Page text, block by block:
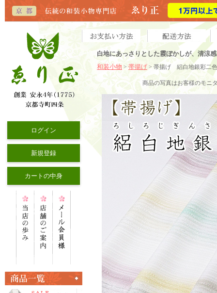
ログイン
新規登録
カートの中身
白地にあっさりとした霞ぼかしが、清涼
和装小物 > 帯揚げ > 帯揚げ 絽白地銀彩二
商品の写真はお客様のモニ